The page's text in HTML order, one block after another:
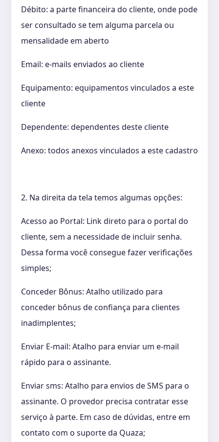
Débito: a parte financeira do cliente, onde pode
ser consultado se tem alguma parcela ou
mensalidade em aberto
Email: e-mails enviados ao cliente
Equipamento: equipamentos vinculados a este
cliente
Dependente: dependentes deste cliente
Anexo: todos anexos vinculados a este cadastro
2. Na direita da tela temos algumas opções:
Acesso ao Portal: Link direto para o portal do
cliente, sem a necessidade de incluir senha.
Dessa forma você consegue fazer verificações
simples;
Conceder Bônus: Atalho utilizado para
conceder bônus de confiança para clientes
inadimplentes;
Enviar E-mail: Atalho para enviar um e-mail
rápido para o assinante.
Enviar sms: Atalho para envios de SMS para o
assinante. O provedor precisa contratar esse
serviço à parte. Em caso de dúvidas, entre em
contato com o suporte da Quaza;